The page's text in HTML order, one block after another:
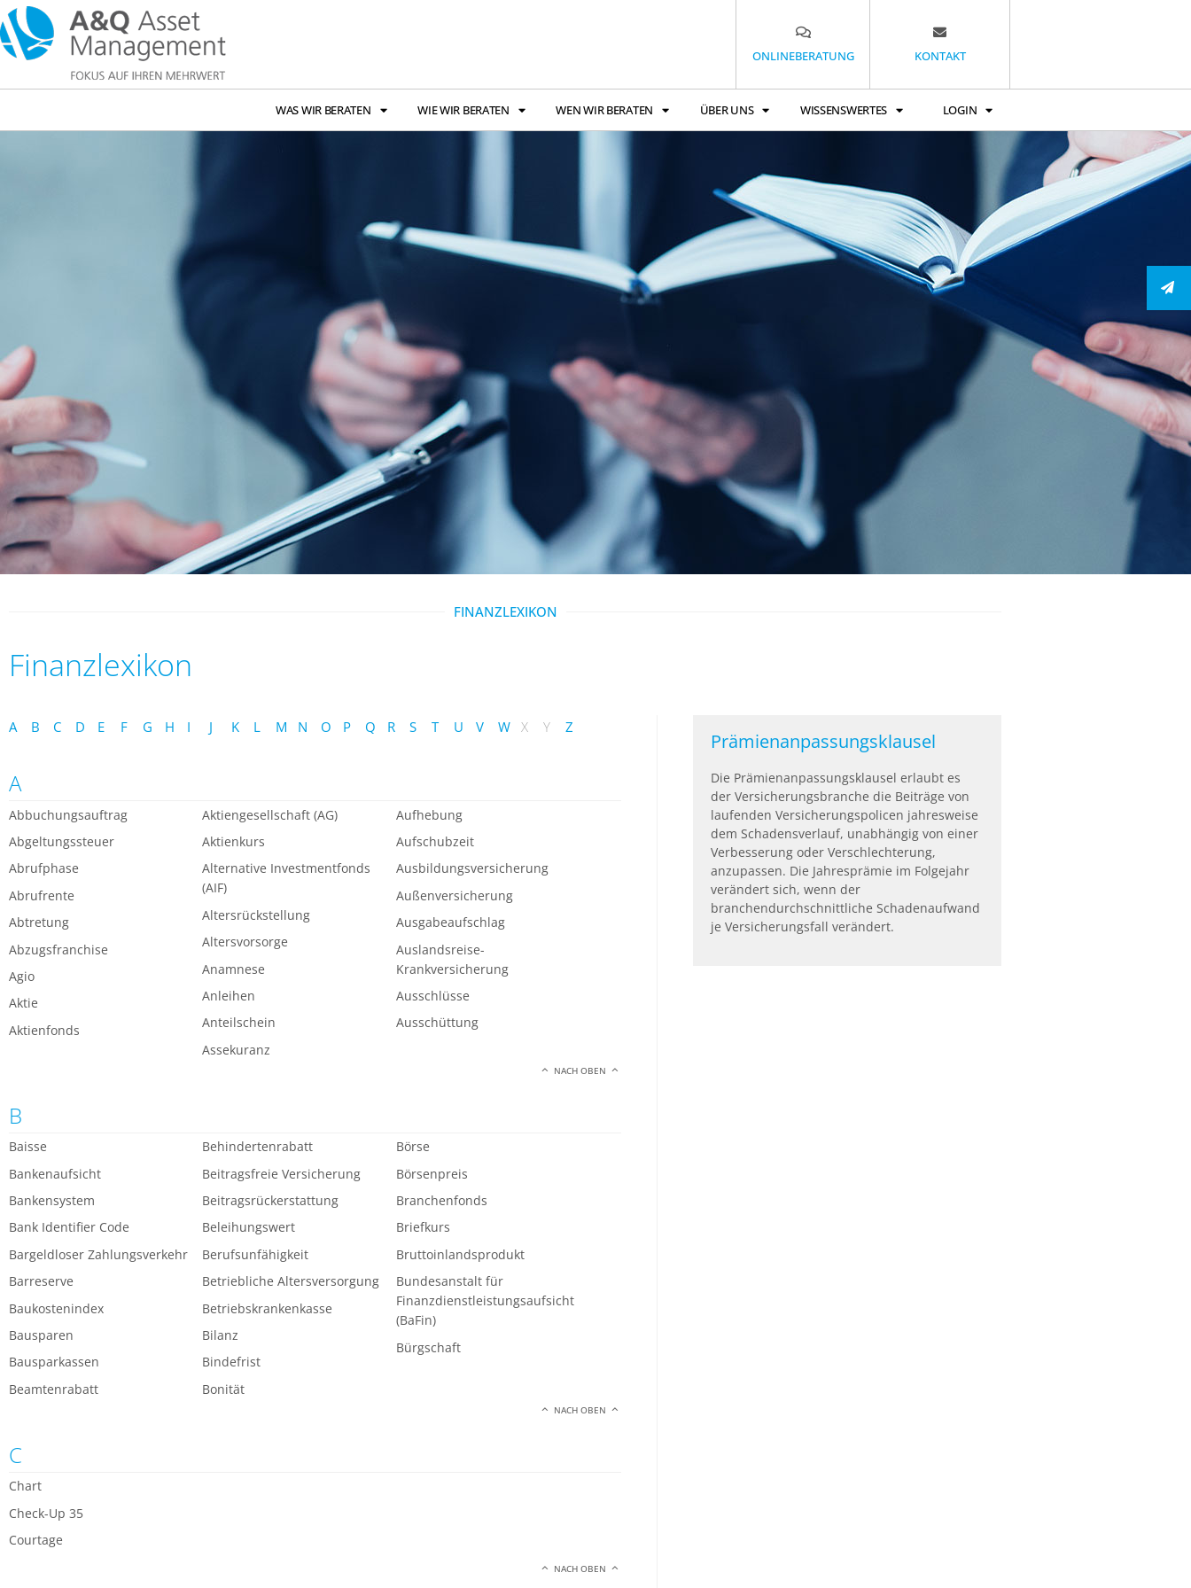
ONLINEBERATUNG KONTAKT
WAS WIR BERATEN WIE WIR BERATEN WEN WIR BERATEN ÜBER UNS WISSENSWERTES LOGIN
FINANZLEXIKON
Finanzlexikon
A B C D E F G H I J K L M N O P Q R S T U V W X Y Z
A
Abbuchungsauftrag
Abgeltungssteuer
Abrufphase
Abrufrente
Abtretung
Abzugsfranchise
Agio
Aktie
Aktienfonds
Aktiengesellschaft (AG)
Aktienkurs
Alternative Investmentfonds
(AIF)
Altersrückstellung
Altersvorsorge
Anamnese
Anleihen
Anteilschein
Assekuranz
Aufhebung
Aufschubzeit
Ausbildungsversicherung
Außenversicherung
Ausgabeaufschlag
Auslandsreise-
Krankversicherung
Ausschlüsse
Ausschüttung
NACH OBEN
B
Baisse
Bankenaufsicht
Bankensystem
Bank Identifier Code
Bargeldloser Zahlungsverkehr
Barreserve
Baukostenindex
Bausparen
Bausparkassen
Beamtenrabatt
Behindertenrabatt
Beitragsfreie Versicherung
Beitragsrückerstattung
Beleihungswert
Berufsunfähigkeit
Betriebliche Altersversorgung
Betriebskrankenkasse
Bilanz
Bindefrist
Bonität
Börse
Börsenpreis
Branchenfonds
Briefkurs
Bruttoinlandsprodukt
Bundesanstalt für
Finanzdienstleistungsaufsicht
(BaFin)
Bürgschaft
NACH OBEN
C
Chart
Check-Up 35
Courtage
NACH OBEN
Prämienanpassungsklausel
Die Prämienanpassungsklausel erlaubt es
der Versicherungsbranche die Beiträge von
laufenden Versicherungspolicen jahresweise
dem Schadensverlauf, unabhängig von einer
Verbesserung oder Verschlechterung,
anzupassen. Die Jahresprämie im Folgejahr
verändert sich, wenn der
branchendurchschnittliche Schadenaufwand
je Versicherungsfall verändert.